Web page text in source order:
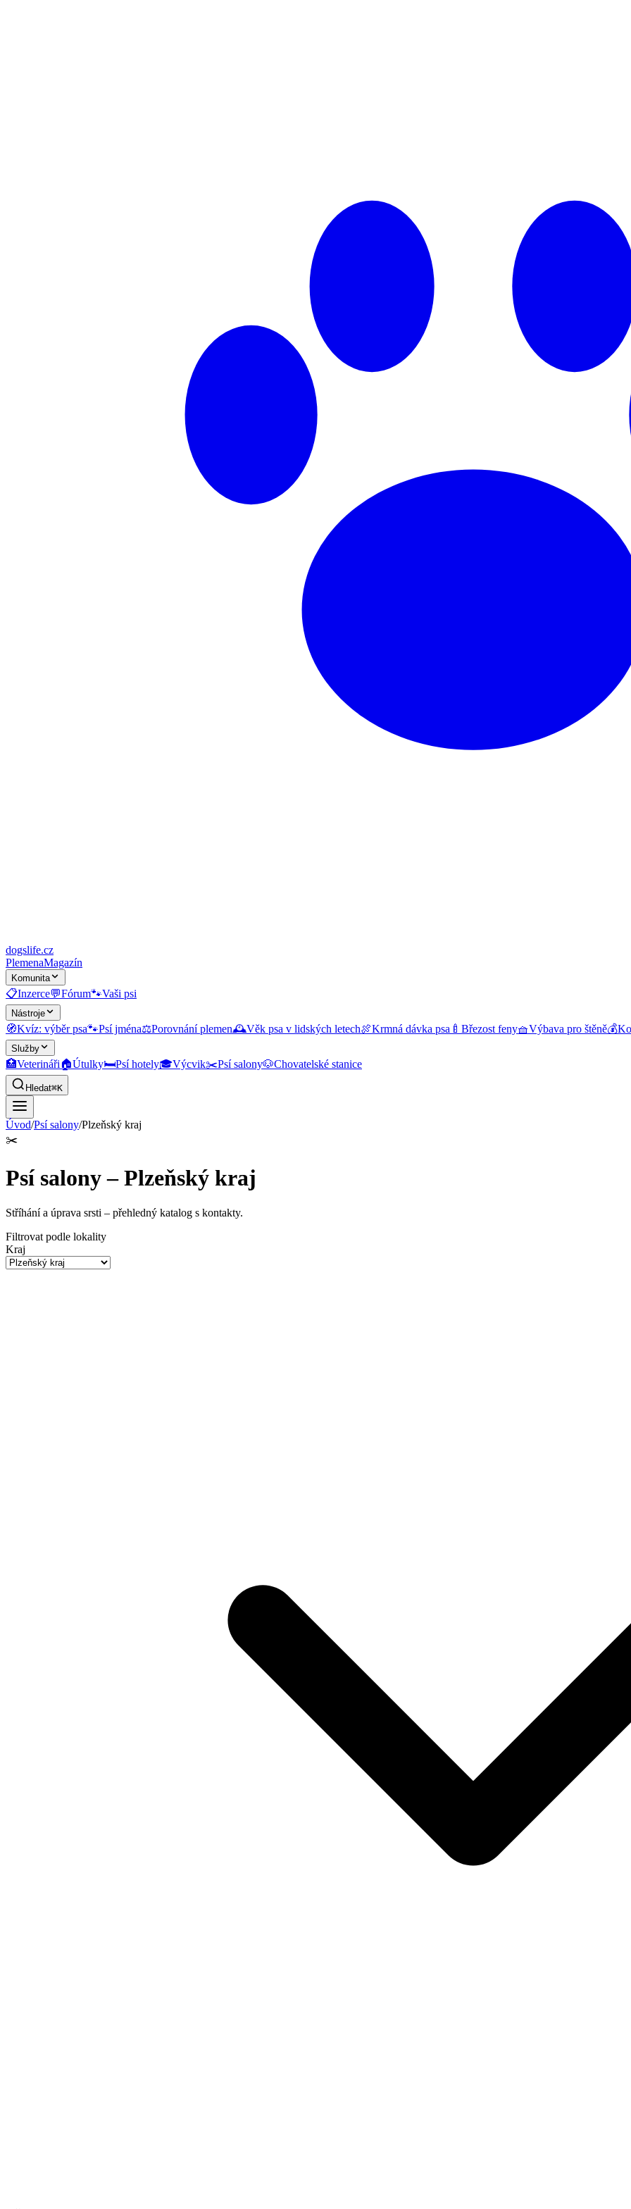
dogslife.cz
PlemenaMagazín
Komunita
📋Inzerce💬Fórum🐾Vaši psi
Nástroje
🧭Kvíz: výběr psa🐾Psí jména⚖️Porovnání plemen🕰️Věk psa v lidských letech🍖Krmná dávka psa 🍼 Březost feny🧺Výbava pro štěně💰
Služby
🏥Veterináři🏠Útulky🛏️Psí hotely🎓Výcvik✂️Psí salony🐶Chovatelské stanice
Hledat⌘K
Úvod/Psí salony/Plzeňský kraj
✂️
Psí salony – Plzeňský kraj
Stříhání a úprava srsti – přehledný katalog s kontakty.
Filtrovat podle lokality
Kraj